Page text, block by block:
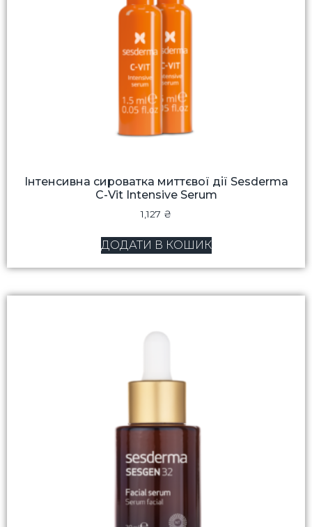
Інтенсивна сироватка миттєвої дії Sesderma
C-Vit Intensive Serum
1,127 ₴
ДОДАТИ В КОШИК